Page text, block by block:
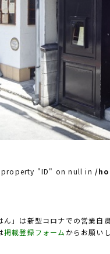
"ID" on null in /
ん」は新型コロナでの営業
掲載登録フォーム からお願い